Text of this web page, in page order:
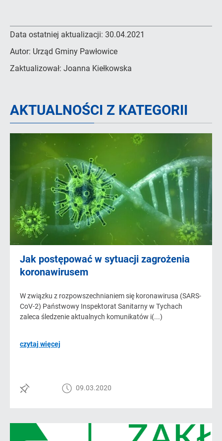
Data ostatniej aktualizacji: 30.04.2021
Autor: Urząd Gminy Pawłowice
Zaktualizował: Joanna Kiełkowska
AKTUALNOŚCI Z KATEGORII
Jak postępować w sytuacji zagrożenia
koronawirusem
W związku z rozpowszechnianiem się koronawirusa (SARS-
CoV-2) Państwowy Inspektorat Sanitarny w Tychach
zaleca śledzenie aktualnych komunikatów i(...)
czytaj więcej
09.03.2020